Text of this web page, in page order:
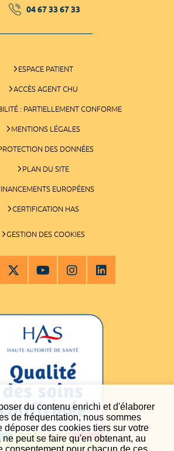
du contenu enrichi et d'élaborer
de fréquentation, nous sommes
déposer des cookies tiers sur votre
peut se faire qu'en obtenant, au
consentement pour chacun de ces
04 67 33 67 33
ESPACE PATIENT
ACCÈS AGENT CHU
: PARTIELLEMENT CONFORME
MENTIONS LÉGALES
DES DONNÉES
PLAN DU SITE
EUROPÉENS
CERTIFICATION HAS
GESTION DES COOKIES